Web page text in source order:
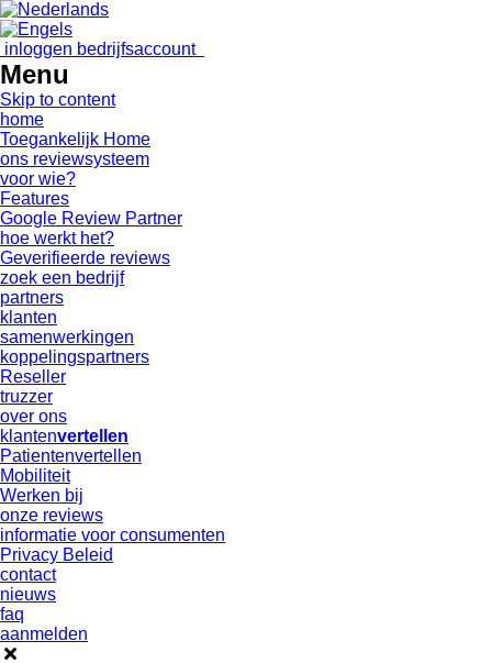
inloggen bedrijfsaccount
Menu
Skip to content
home
Toegankelijk Home
ons reviewsysteem
voor wie?
Features
Google Review Partner
hoe werkt het?
Geverifieerde reviews
zoek een bedrijf
partners
klanten
samenwerkingen
koppelingspartners
Reseller
truzzer
over ons
klantenvertellen
Patientenvertellen
Mobiliteit
Werken bij
onze reviews
informatie voor consumenten
Privacy Beleid
contact
nieuws
faq
aanmelden